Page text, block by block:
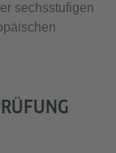
sechsstufigen